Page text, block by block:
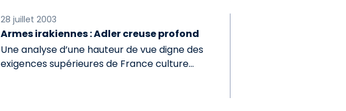
28 juillet 2003
Armes irakiennes : Adler creuse profond
Une analyse d’une hauteur de vue digne des
exigences supérieures de France culture...